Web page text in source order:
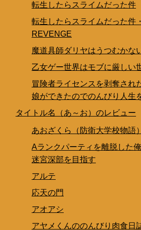
転生したらスライムだった件
転生したらスライムだった件
REVENGE
魔道具師ダリヤはうつむかな
乙女ゲー世界はモブに厳しい
冒険者ライセンスを剥奪され
娘ができたのでのんびり人生
タイトル名（あ～お）のレビュー
あおざくら（防衛大学校物語）
Aランクパーティを離脱した
迷宮深部を目指す
アルテ
応天の門
アオアシ
アヤメくんののんびり肉食日